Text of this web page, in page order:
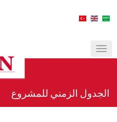
MENÜ
الجدول الزمني للمشروع